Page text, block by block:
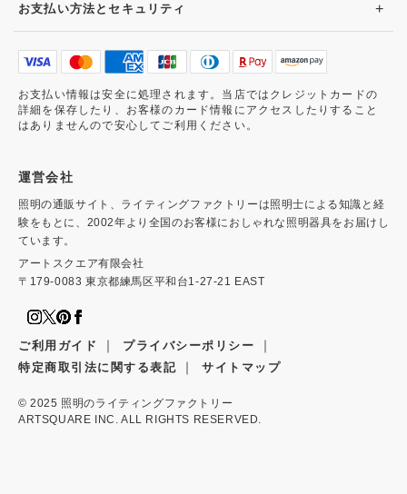
お支払い方法とセキュリティ +
お支払い情報は安全に処理されます。当店ではクレジットカードの
詳細を保存したり、お客様のカード情報にアクセスしたりすること
はありませんので安心してご利用ください。
運営会社
照明の通販サイト、ライティングファクトリーは照明士による知識と経
験をもとに、2002年より全国のお客様におしゃれな照明器具をお届けし
ています。
アートスクエア有限会社
〒179-0083 東京都練馬区平和台1-27-21 EAST
ご利用ガイド ｜ プライバシーポリシー ｜
特定商取引法に関する表記 ｜ サイトマップ
© 2025 照明のライティングファクトリー
ARTSQUARE INC. ALL RIGHTS RESERVED.